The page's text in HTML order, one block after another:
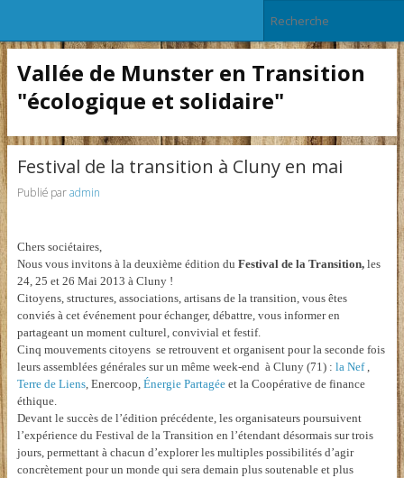
Vallée de Munster en Transition
"écologique et solidaire"
Festival de la transition à Cluny en mai
Publié paradmin
Chers sociétaires,
Nous vous invitons à la deuxième édition du Festival de la Transition, les
24, 25 et 26 Mai 2013 à Cluny !
Citoyens, structures, associations, artisans de la transition, vous êtes
conviés à cet événement pour échanger, débattre, vous informer en
partageant un moment culturel, convivial et festif.
Cinq mouvements citoyens se retrouvent et organisent pour la seconde fois
leurs assemblées générales sur un même week-end à Cluny (71) : la Nef,
Terre de Liens, Enercoop, Énergie Partagéeet la Coopérative de finance
éthique.
Devant le succès de l’édition précédente, les organisateurs poursuivent
l’expérience du Festival de la Transition en l’étendant désormais sur trois
jours, permettant à chacun d’explorer les multiples possibilités d’agir
concrètement pour un monde qui sera demain plus soutenable et plus